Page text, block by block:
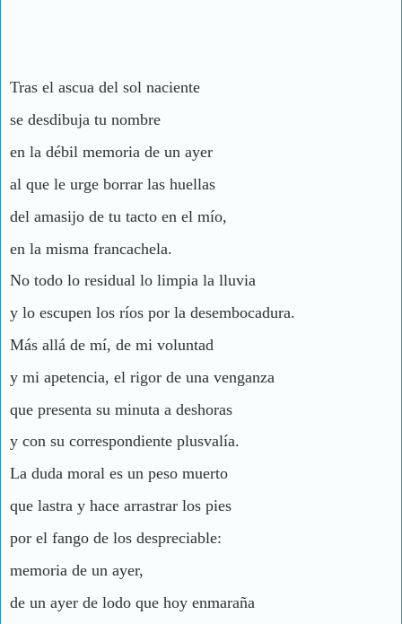
Tras el ascua del sol naciente
se desdibuja tu nombre
en la débil memoria de un ayer
al que le urge borrar las huellas
del amasijo de tu tacto en el mío,
en la misma francachela.
No todo lo residual lo limpia la lluvia
y lo escupen los ríos por la desembocadura.
Más allá de mí, de mi voluntad
y mi apetencia, el rigor de una venganza
que presenta su minuta a deshoras
y con su correspondiente plusvalía.
La duda moral es un peso muerto
que lastra y hace arrastrar los pies
por el fango de los despreciable:
memoria de un ayer,
de un ayer de lodo que hoy enmaraña